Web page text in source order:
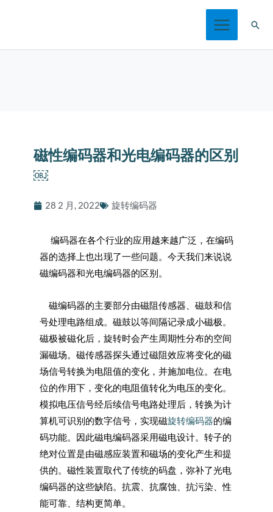
搜
磁性编码器和光电编码器的区别
￼
28 2 月, 2022 旋转编码器
编码器在各个行业的应用越来越广泛，在编码
器的选择上也出现了一些问题。今天我们来说说
磁编码器和光电编码器的区别。
磁编码器的主要部分由磁阻传感器、磁鼓和信
号处理电路组成。磁鼓以等间隔记录成小磁极。
磁极被磁化后，旋转时会产生周期性分布的空间
漏磁场。磁传感器探头通过磁阻效应将变化的磁
场信号转换为电阻值的变化，并施加电位。在电
位的作用下，变化的电阻值转化为电压的变化。
模拟电压信号经后续信号电路处理后，转换为计
算机可识别的数字信号，实现磁旋转编码器的编
码功能。因此磁电编码器采用磁电设计。转子的
绝对位置是由磁感应装置和磁场的变化产生和提
供的。磁性装置取代了传统的码盘，弥补了光电
编码器的这些缺陷。抗震、抗腐蚀、抗污染、性
能可靠、结构更简单。